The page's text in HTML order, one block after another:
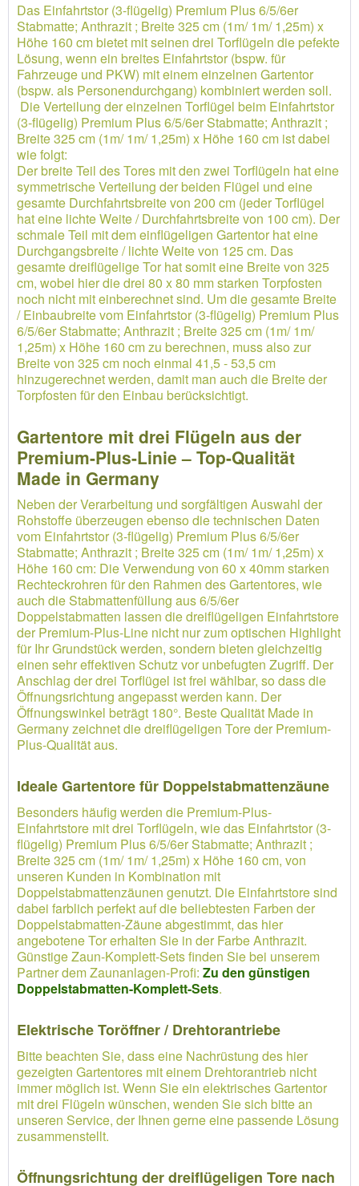
Das Einfahrtstor (3-flügelig) Premium Plus 6/5/6er
Stabmatte; Anthrazit ; Breite 325 cm (1m/ 1m/ 1,25m) x
Höhe 160 cm bietet mit seinen drei Torflügeln die pefekte
Lösung, wenn ein breites Einfahrtstor (bspw. für
Fahrzeuge und PKW) mit einem einzelnen Gartentor
(bspw. als Personendurchgang) kombiniert werden soll.
Die Verteilung der einzelnen Torflügel beim Einfahrtstor
(3-flügelig) Premium Plus 6/5/6er Stabmatte; Anthrazit ;
Breite 325 cm (1m/ 1m/ 1,25m) x Höhe 160 cm ist dabei
wie folgt:
Der breite Teil des Tores mit den zwei Torflügeln hat eine
symmetrische Verteilung der beiden Flügel und eine
gesamte Durchfahrtsbreite von 200 cm (jeder Torflügel
hat eine lichte Weite / Durchfahrtsbreite von 100 cm). Der
schmale Teil mit dem einflügeligen Gartentor hat eine
Durchgangsbreite / lichte Weite von 125 cm. Das
gesamte dreiflügelige Tor hat somit eine Breite von 325
cm, wobei hier die drei 80 x 80 mm starken Torpfosten
noch nicht mit einberechnet sind. Um die gesamte Breite
/ Einbaubreite vom Einfahrtstor (3-flügelig) Premium Plus
6/5/6er Stabmatte; Anthrazit ; Breite 325 cm (1m/ 1m/
1,25m) x Höhe 160 cm zu berechnen, muss also zur
Breite von 325 cm noch einmal 41,5 - 53,5 cm
hinzugerechnet werden, damit man auch die Breite der
Torpfosten für den Einbau berücksichtigt.
Gartentore mit drei Flügeln aus der
Premium-Plus-Linie – Top-Qualität
Made in Germany
Neben der Verarbeitung und sorgfältigen Auswahl der
Rohstoffe überzeugen ebenso die technischen Daten
vom Einfahrtstor (3-flügelig) Premium Plus 6/5/6er
Stabmatte; Anthrazit ; Breite 325 cm (1m/ 1m/ 1,25m) x
Höhe 160 cm: Die Verwendung von 60 x 40mm starken
Rechteckrohren für den Rahmen des Gartentores, wie
auch die Stabmattenfüllung aus 6/5/6er
Doppelstabmatten lassen die dreiflügeligen Einfahrtstore
der Premium-Plus-Line nicht nur zum optischen Highlight
für Ihr Grundstück werden, sondern bieten gleichzeitig
einen sehr effektiven Schutz vor unbefugten Zugriff. Der
Anschlag der drei Torflügel ist frei wählbar, so dass die
Öffnungsrichtung angepasst werden kann. Der
Öffnungswinkel beträgt 180°. Beste Qualität Made in
Germany zeichnet die dreiflügeligen Tore der Premium-
Plus-Qualität aus.
Ideale Gartentore für Doppelstabmattenzäune
Besonders häufig werden die Premium-Plus-
Einfahrtstore mit drei Torflügeln, wie das Einfahrtstor (3-
flügelig) Premium Plus 6/5/6er Stabmatte; Anthrazit ;
Breite 325 cm (1m/ 1m/ 1,25m) x Höhe 160 cm, von
unseren Kunden in Kombination mit
Doppelstabmattenzäunen genutzt. Die Einfahrtstore sind
dabei farblich perfekt auf die beliebtesten Farben der
Doppelstabmatten-Zäune abgestimmt, das hier
angebotene Tor erhalten Sie in der Farbe Anthrazit.
Günstige Zaun-Komplett-Sets finden Sie bei unserem
Partner dem Zaunanlagen-Profi: Zu den günstigen
Doppelstabmatten-Komplett-Sets.
Elektrische Toröffner / Drehtorantriebe
Bitte beachten Sie, dass eine Nachrüstung des hier
gezeigten Gartentores mit einem Drehtorantrieb nicht
immer möglich ist. Wenn Sie ein elektrisches Gartentor
mit drei Flügeln wünschen, wenden Sie sich bitte an
unseren Service, der Ihnen gerne eine passende Lösung
zusammenstellt.
Öffnungsrichtung der dreiflügeligen Tore nach